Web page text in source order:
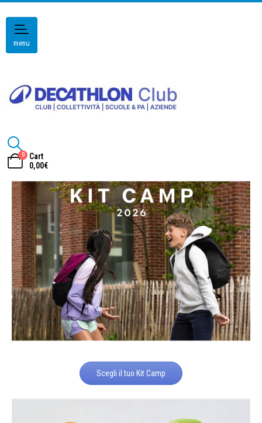
menu
0
Cart
0,00€
Scegli il tuo Kit Camp